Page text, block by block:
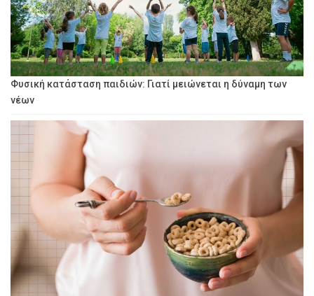
Φυσική κατάσταση παιδιών: Γιατί μειώνεται η δύναμη των
νέων